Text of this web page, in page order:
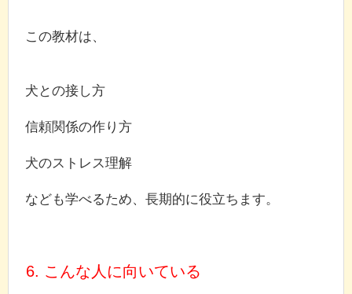
この教材は、
犬との接し方
信頼関係の作り方
犬のストレス理解
なども学べるため、長期的に役立ちます。
6. こんな人に向いている